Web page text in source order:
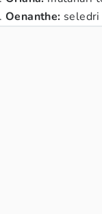
Oenanthe: seledri